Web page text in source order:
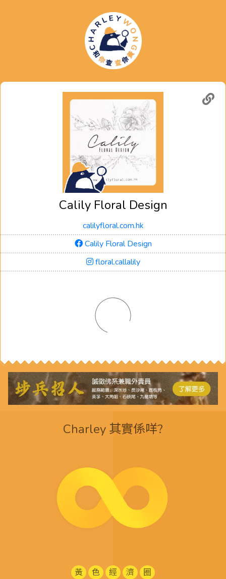
Calily Floral Design
calilyfloral.com.hk
Calily Floral Design
floral.callalily
Charley 其實係咩?
黃 色 經 濟 圈